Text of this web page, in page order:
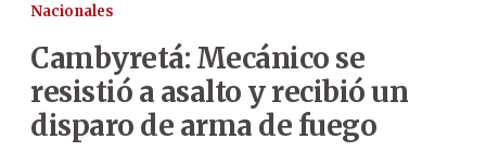
Nacionales
Cambyretá: Mecánico se
resistió a asalto y recibió un
disparo de arma de fuego